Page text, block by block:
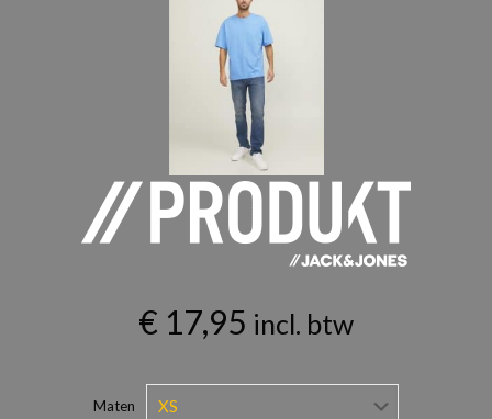
€ 17,95 incl. btw
Maten